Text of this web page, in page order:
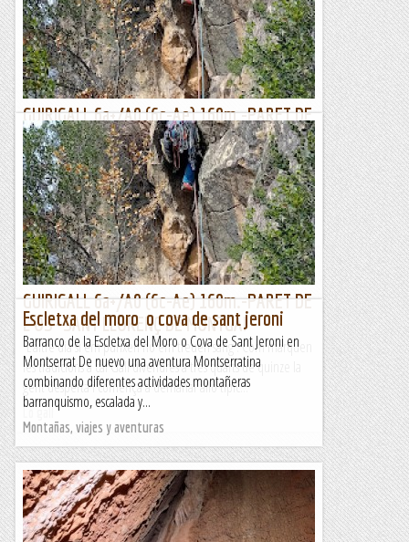
GUIRIGALL 6a+/A0 (6c-Ae) 160m.-PARET DE
L'OS- SANT LLORENÇ DE MONTGAI
L’altre dia si em punxen no em treuen sang . Com marquen
les tradicions a cal Gall divendres a tres quarts de quinze la
gent desperta i comença a demanar allò típic...
Lo gall
GUIRIGALL 6a+/A0 (6c-Ae) 160m.-PARET DE
L'OS- SANT LLORENÇ DE MONTGAI
L’altre dia si em punxen no em treuen sang . Com marquen
les tradicions a cal Gall divendres a tres quarts de quinze la
gent desperta i comença a demanar allò típic...
Lo gall
Escletxa del moro o cova de sant jeroni
Barranco de la Escletxa del Moro o Cova de Sant Jeroni en
Montserrat De nuevo una aventura Montserratina
combinando diferentes actividades montañeras
barranquismo, escalada y...
Montañas, viajes y aventuras